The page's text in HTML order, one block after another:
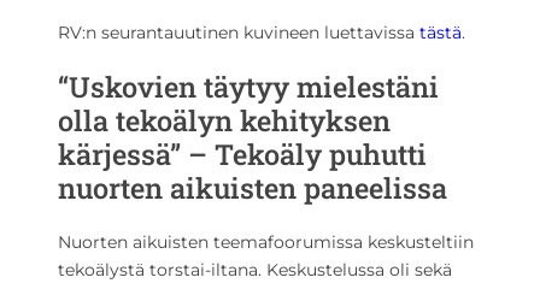
RV:n seurantauutinen kuvineen luettavissa tästä.
“Uskovien täytyy mielestäni
olla tekoälyn kehityksen
kärjessä” – Tekoäly puhutti
nuorten aikuisten paneelissa
Nuorten aikuisten teemafoorumissa keskusteltiin
tekoälystä torstai-iltana. Keskustelussa oli sekä